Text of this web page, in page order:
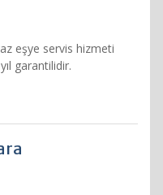
eşye servis hizmeti
garantilidir.